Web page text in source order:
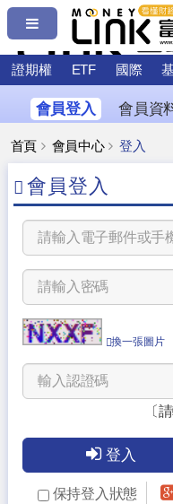
證期權 ETF 國際
會員登入 會員資
首頁 會員中心 登入
會員登入
換一張圖片
〔
登入
保持登入狀態